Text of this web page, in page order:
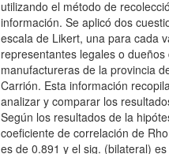
utilizando el método de
información. Se aplicó dos
escala de Likert, una para cada
representantes legales o
manufactureras de la provincia
Carrión. Esta información
analizar y comparar los
Según los resultados de la
coeficiente de correlación de
es de 0.891 y el sig. (bilateral)